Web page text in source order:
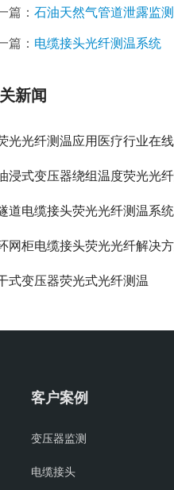
篇： 石油天然气管道泄露监
篇： 电缆接头光纤测温系统
新闻
光光纤测温应用医疗行业在
浸式变压器绕组温度荧光光
道电缆接头荧光光纤测温系统
网柜电缆接头荧光光纤解决
式变压器荧光式光纤测温
客户案例
变压器监测
电缆接头